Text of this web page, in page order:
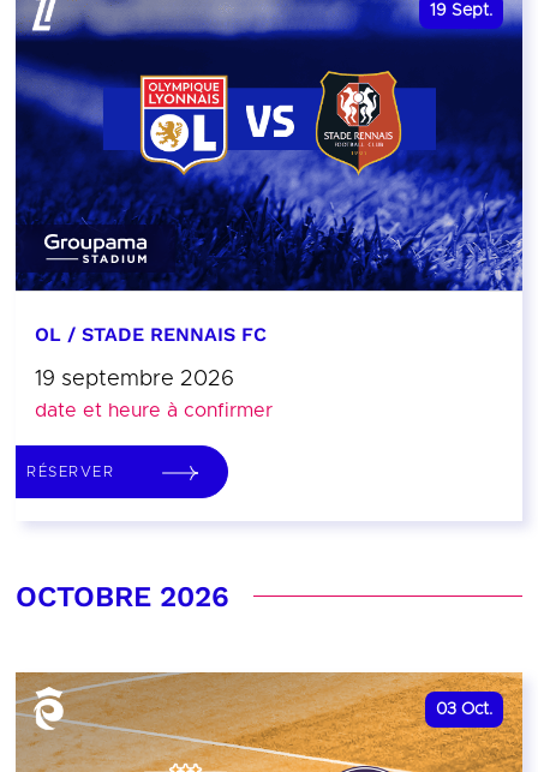
19 Sept.
OL / STADE RENNAIS FC
19 septembre 2026
date et heure à confirmer
RÉSERVER
OCTOBRE 2026
03 Oct.